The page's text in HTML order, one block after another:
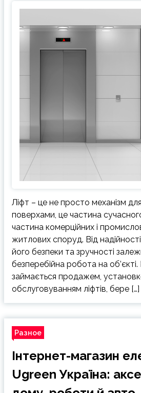
Ліфт – це не просто механізм
поверхами, це частина
частина комерційних і
житлових споруд. Від
його безпеки та зручності
безперебійна робота на об’єкті.
займається продажем,
обслуговуванням ліфтів, бере […]
Разное
Інтернет-магазин
Ugreen Україна: